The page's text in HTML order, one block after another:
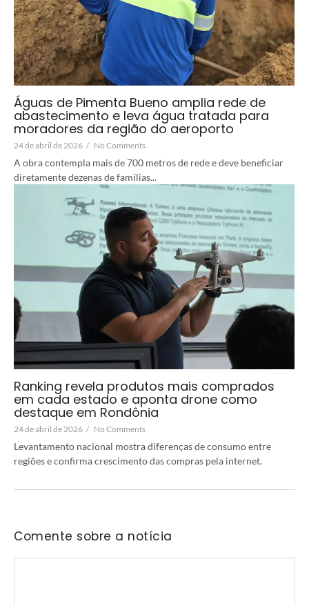
Águas de Pimenta Bueno amplia rede de
abastecimento e leva água tratada para
moradores da região do aeroporto
24 de abril de 2026 / No Comments
A obra contempla mais de 700 metros de rede e deve beneficiar
diretamente dezenas de famílias...
Ranking revela produtos mais comprados
em cada estado e aponta drone como
destaque em Rondônia
24 de abril de 2026 / No Comments
Levantamento nacional mostra diferenças de consumo entre
regiões e confirma crescimento das compras pela internet.
Comente sobre a notícia